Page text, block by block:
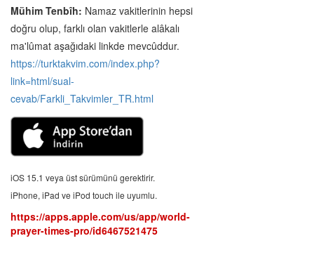
Mühim Tenbîh: Namaz vakitlerinin hepsi
doğru olup, farklı olan vakitlerle alâkalı
ma'lûmat aşağıdaki linkde mevcûddur.
https://turktakvim.com/index.php?
link=html/sual-
cevab/Farkli_Takvimler_TR.html
iOS 15.1 veya üst sürümünü gerektirir.
iPhone, iPad ve iPod touch ile uyumlu.
https://apps.apple.com/us/app/world-
prayer-times-pro/id6467521475